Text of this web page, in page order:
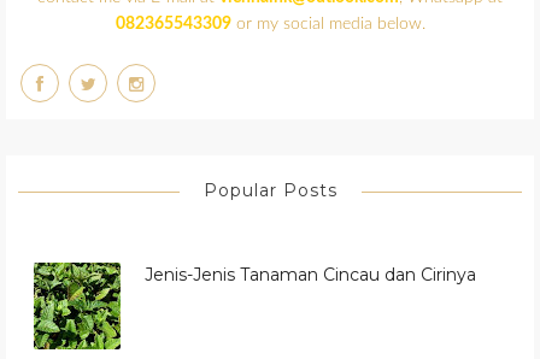
082365543309or my social media below.
Popular Posts
Jenis-Jenis Tanaman Cincau dan Cirinya